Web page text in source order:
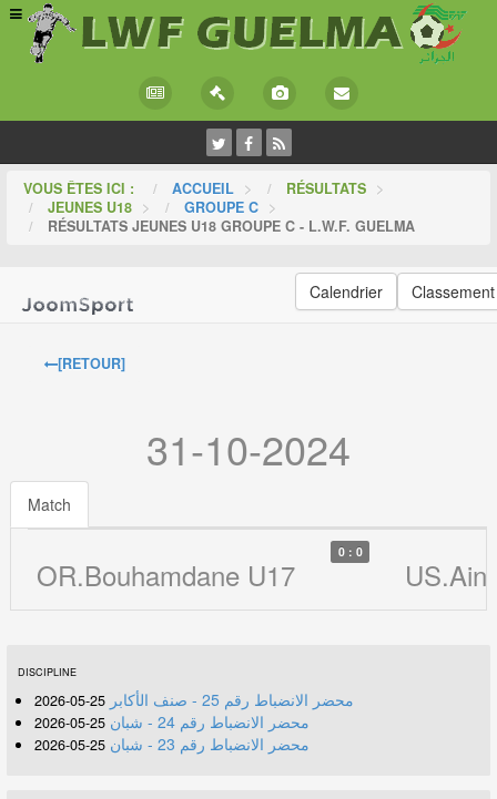
VOUS ÊTES ICI : ACCUEIL > RÉSULTATS >
JEUNES U18 > GROUPE C >
RÉSULTATS JEUNES U18 GROUPE C - L.W.F. GUELMA
Calendrier Classement
[RETOUR]
31-10-2024
Match
OR.Bouhamdane U17
0 : 0
US.Ain
DISCIPLINE
محضر الانضباط رقم 25 - صنف الأكابر 25-05-2026
محضر الانضباط رقم 24 - شبان 25-05-2026
محضر الانضباط رقم 23 - شبان 25-05-2026